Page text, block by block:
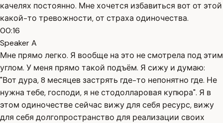
качелях постоянно. Мне хочется избавиться вот от этой
какой-то тревожности, от страха одиночества.
00:16
Speaker A
Мне прямо легко. Я вообще на это не смотрела под этим
углом. У меня прямо такой подъём. Я сижу и думаю:
"Вот дура, 8 месяцев застрять где-то непонятно где. Не
нужна тебе, господи, я не стодолларовая купюра". Я в
этом одиночестве сейчас вижу для себя ресурс, вижу
для себя долгопространство для реализации своих